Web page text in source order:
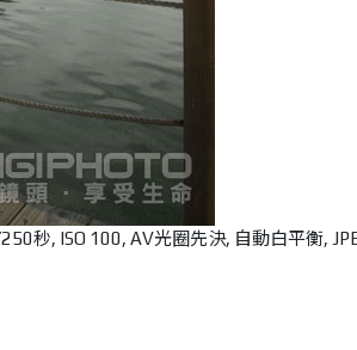
秒, ISO 100, AV光圈先決, 自動白平衡,